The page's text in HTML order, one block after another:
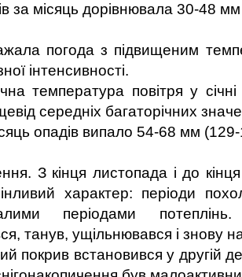
за місяць дорівнювала 30-48
погода з підвищеним
інтенсивності.
температура повітря у
середніх багаторічних
опадів випало 54-68 мм
З кінця листопада і до
характер: періоди
періодами
танув, ущільнювався і знову
покрив встановився у другій